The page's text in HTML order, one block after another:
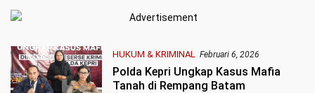
HUKUM & KRIMINAL Februari 6, 2026
Polda Kepri Ungkap Kasus Mafia
Tanah di Rempang Batam